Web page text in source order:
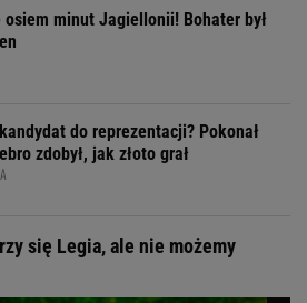
osiem minut Jagiellonii! Bohater był
do reprezentacji? Pokonał
zdobył, jak złoto grał
się Legia, ale nie możemy